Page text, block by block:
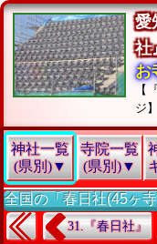
愛
お
【
ジ
神社一覧
(県別)▼
寺院一覧
(県別)▼
全国の「春日社(45ヶ
31.『春日社』